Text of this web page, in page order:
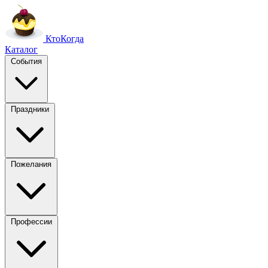
КтоКогда
Каталог
События
Праздники
Пожелания
Профессии